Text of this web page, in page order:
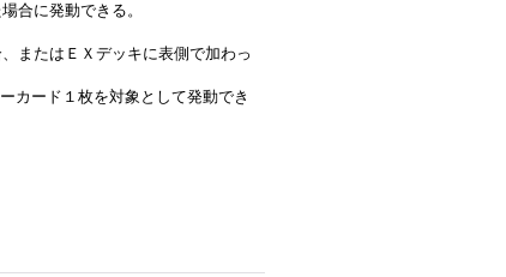
合に発動できる。
またはＥＸデッキに表側で加わっ
カード１枚を対象として発動でき